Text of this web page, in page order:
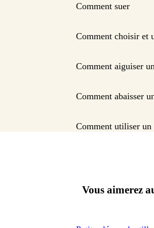
Comment suer
Comment choisir et
Comment aiguiser
Comment abaisser
Comment utiliser un
Vous aimerez